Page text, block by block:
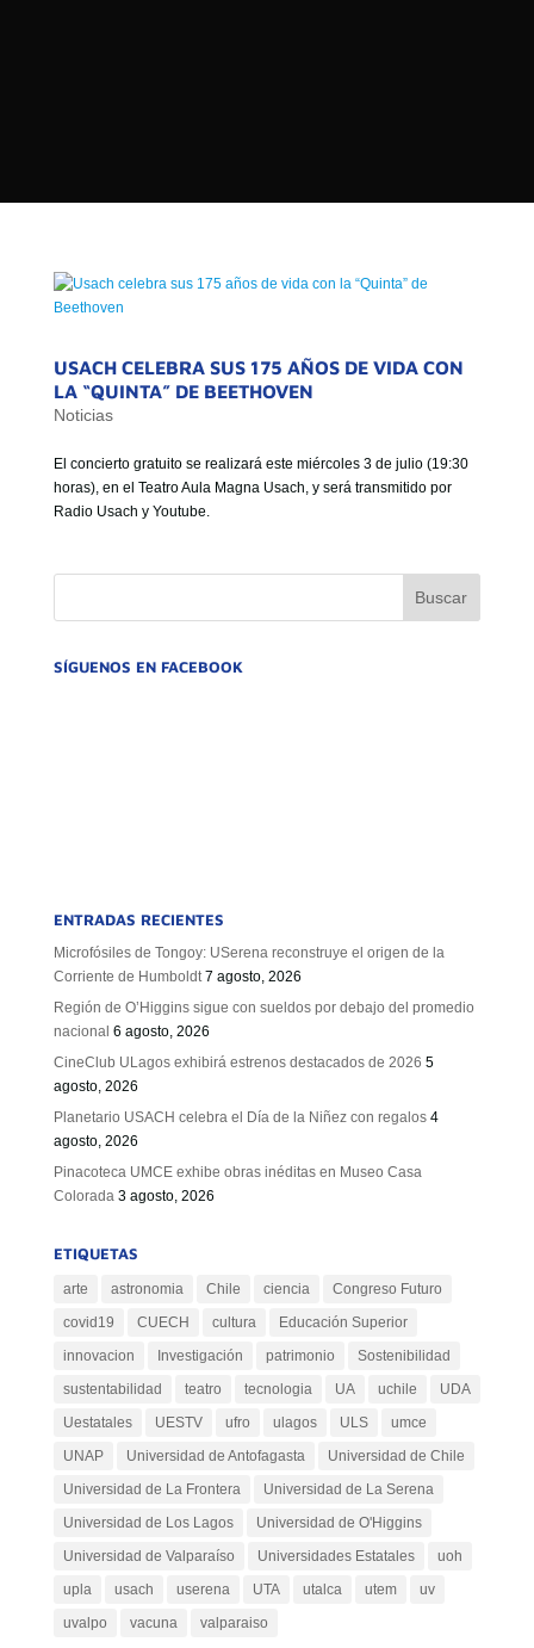
ESTADO DE CHILE
MISIÓN
VISIÓN
USACH CELEBRA SUS 175 AÑOS DE VIDA CON
LA “QUINTA” DE BEETHOVEN
Noticias
El concierto gratuito se realizará este miércoles 3 de julio (19:30
horas), en el Teatro Aula Magna Usach, y será transmitido por
Radio Usach y Youtube.
SÍGUENOS EN FACEBOOK
ENTRADAS RECIENTES
Microfósiles de Tongoy: USerena reconstruye el origen de la
Corriente de Humboldt 7 agosto, 2026
Región de O’Higgins sigue con sueldos por debajo del promedio
nacional 6 agosto, 2026
CineClub ULagos exhibirá estrenos destacados de 2026 5
agosto, 2026
Planetario USACH celebra el Día de la Niñez con regalos 4
agosto, 2026
Pinacoteca UMCE exhibe obras inéditas en Museo Casa
Colorada 3 agosto, 2026
ETIQUETAS
arte astronomia Chile ciencia
Congreso Futuro
covid19
CUECH cultura
Educación Superior
innovacion
Investigación patrimonio
Sostenibilidad
sustentabilidad
teatro tecnologia UA uchile
UDA
Uestatales
UESTV ufro ulagos ULS
umce
UNAP
Universidad de Antofagasta
Universidad de Chile
Universidad de La Frontera
Universidad de La Serena
Universidad de Los Lagos
Universidad de O'Higgins
Universidad de Valparaíso
Universidades Estatales
uoh
upla
usach userena UTA utalca utem
uv
uvalpo
vacuna valparaiso